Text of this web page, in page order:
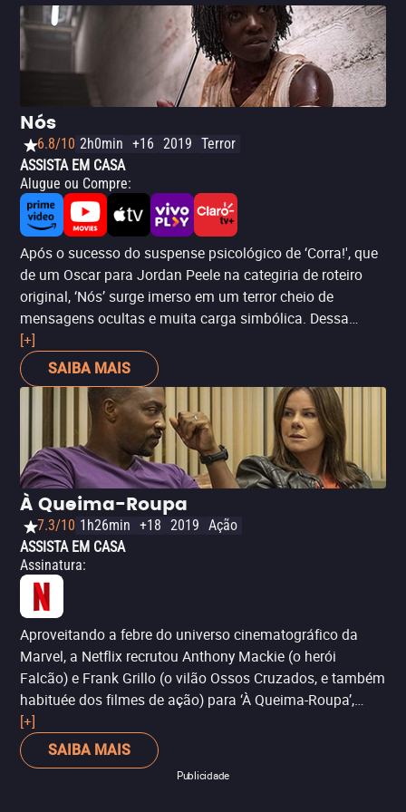
Nós
6.8/10 2h0min +16 2019 Terror
ASSISTA EM CASA
Alugue ou Compre:
Após o sucesso do suspense psicológico de ‘Corra!', que
de um Oscar para Jordan Peele na categiria de roteiro
original, ‘Nós’ surge imerso em um terror cheio de
mensagens ocultas e muita carga simbólica. Dessa
forma, o filme convida o público a questionar a si
mesmo, a dualidade do ser humano e a capacidade que
temos de fazer o bem e o mal, e como isso se relaciona
tanto com a opressão do sistema. Isso tudo coroado
com a presença da atriz Lupita Nyong'o, que venceu o
Oscar por ’12 Anos de Escravidão’.
[+]
SAIBA MAIS
À Queima-Roupa
7.3/10 1h26min +18 2019 Ação
ASSISTA EM CASA
Assinatura:
Aproveitando a febre do universo cinematográfico da
Marvel, a Netflix recrutou Anthony Mackie (o herói
Falcão) e Frank Grillo (o vilão Ossos Cruzados, e também
habituée dos filmes de ação) para ‘À Queima-Roupa’,
uma comédia dramática ao estilo ‘Máquina Mortífera’ e
‘Bad Boys’, com a união improvável de duas pessoas de
personalidades diferentes em um filme de ação. A
[+]
SAIBA MAIS
Publicidade